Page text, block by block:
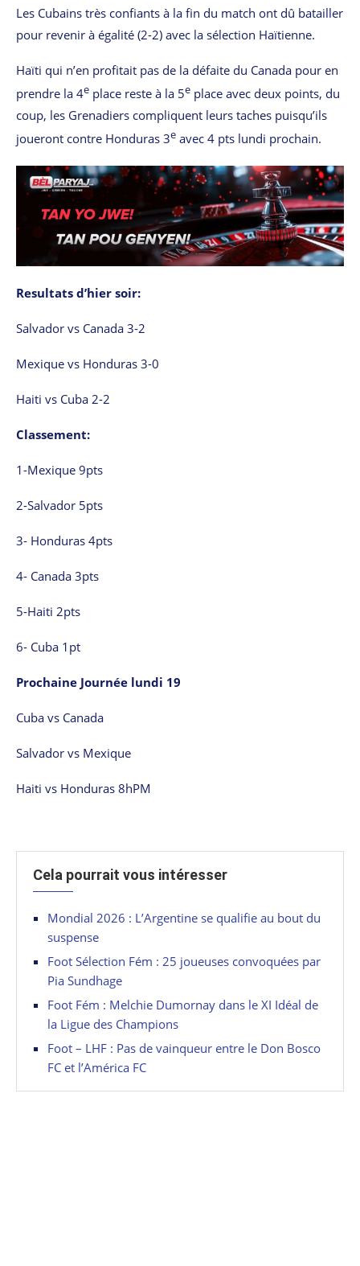
Les Cubains très confiants à la fin du match ont dû batailler
pour revenir à égalité (2-2) avec la sélection Haïtienne.
Haïti qui n’en profitait pas de la défaite du Canada pour en
prendre la 4e place reste à la 5e place avec deux points, du
coup, les Grenadiers compliquent leurs taches puisqu’ils
joueront contre Honduras 3e avec 4 pts lundi prochain.
Resultats d’hier soir:
Salvador vs Canada 3-2
Mexique vs Honduras 3-0
Haiti vs Cuba 2-2
Classement:
1-Mexique 9pts
2-Salvador 5pts
3- Honduras 4pts
4- Canada 3pts
5-Haiti 2pts
6- Cuba 1pt
Prochaine Journée lundi 19
Cuba vs Canada
Salvador vs Mexique
Haiti vs Honduras 8hPM
Cela pourrait vous intéresser
Mondial 2026 : L’Argentine se qualifie au bout du
suspense
Foot Sélection Fém : 25 joueuses convoquées par
Pia Sundhage
Foot Fém : Melchie Dumornay dans le XI Idéal de
la Ligue des Champions
Foot – LHF : Pas de vainqueur entre le Don Bosco
FC et l’América FC